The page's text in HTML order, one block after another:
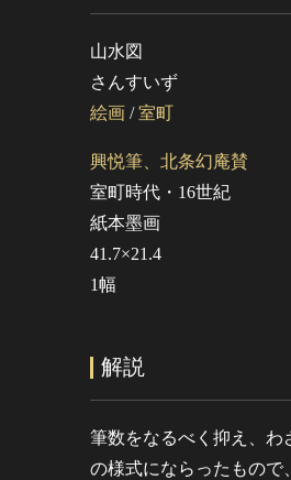
山水図
さんすいず
絵画 /室町
興悦筆、北条幻庵賛
室町時代・16世紀
紙本墨画
41.7×21.4
1幅
解説
筆数をなるべく抑え、わ
の様式にならったもので